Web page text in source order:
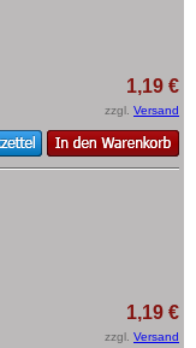
1,19 €
zzgl. Versand
1,19 €
zzgl. Versand